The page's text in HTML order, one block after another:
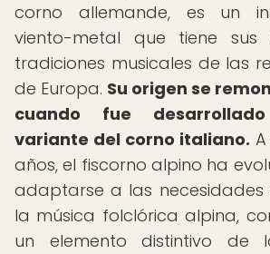
corno allemande, es un
viento-metal que tiene
tradiciones musicales de las
de Europa. Su origen se
cuando fue
variante del corno italiano.
años, el fiscorno alpino ha
adaptarse a las necesidades
la música folclórica alpina,
un elemento distintivo de